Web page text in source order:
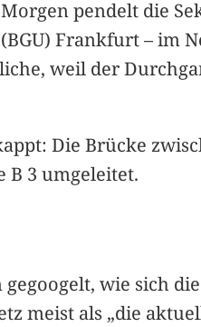
pendelt die
Frankfurt – im
weil der
Die Brücke
3 umgeleitet.
wie sich die
meist als „die